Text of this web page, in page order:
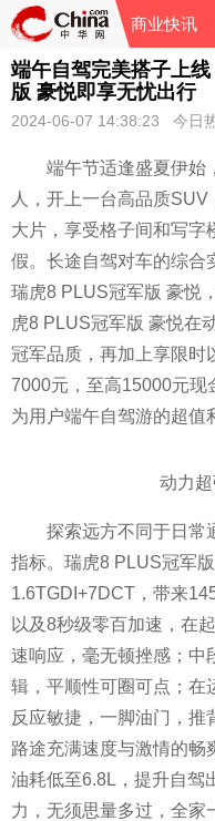
商业快讯
端午自驾完美搭子上
版 豪悦即享无忧出行
2024-06-07 14:38:23 今日
端午节适逢盛夏伊始
人，开上一台高品质
大片，享受格子间和写字
假。长途自驾对车的综合
瑞虎8 PLUS冠军版 豪悦
虎8 PLUS冠军版 豪悦在
冠军品质，再加上享限时
7000元，至高15000元现
为用户端午自驾游的超值
动力
探索远方不同于日常
指标。瑞虎8 PLUS冠军
1.6TGDI+7DCT，带来
以及8秒级零百加速，在
速响应，毫无顿挫感；中
辑，平顺性可圈可点；在
反应敏捷，一脚油门，推
路途充满速度与激情的畅
油耗低至6.8L，提升自驾
力，无须思量多过，全家